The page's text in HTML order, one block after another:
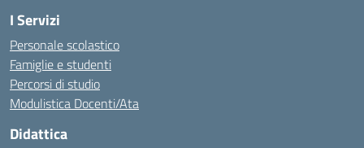
I Servizi
Personale scolastico
Famiglie e studenti
Percorsi di studio
Modulistica Docenti/Ata
Didattica